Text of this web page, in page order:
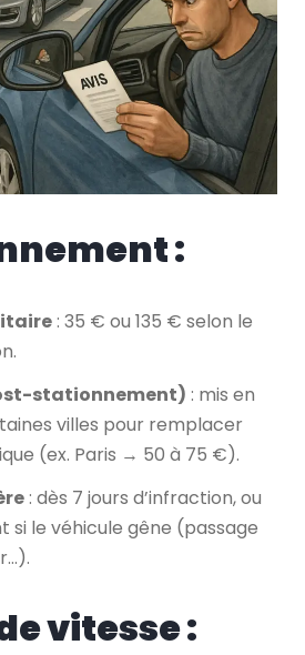
:
: 35 € ou 135 € selon le
stationnement) : mis en
villes pour remplacer
(ex. Paris → 50 à 75 €).
: dès 7 jours d’infraction, ou
si le véhicule gêne (passage
vitesse :